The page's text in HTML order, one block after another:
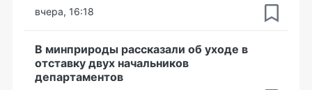
вчера, 16:18
В минприроды рассказали об уходе в
отставку двух начальников
департаментов